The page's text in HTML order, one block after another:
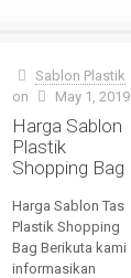
Sablon Plastik
on
May 1, 2019
Harga Sablon
Plastik
Shopping Bag
Harga Sablon Tas
Plastik Shopping
Bag Berikuta kami
informasikan